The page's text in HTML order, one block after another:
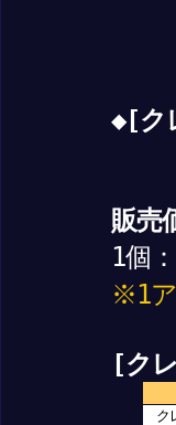
◆[ク
販売
1個：
※1
[ク
ク